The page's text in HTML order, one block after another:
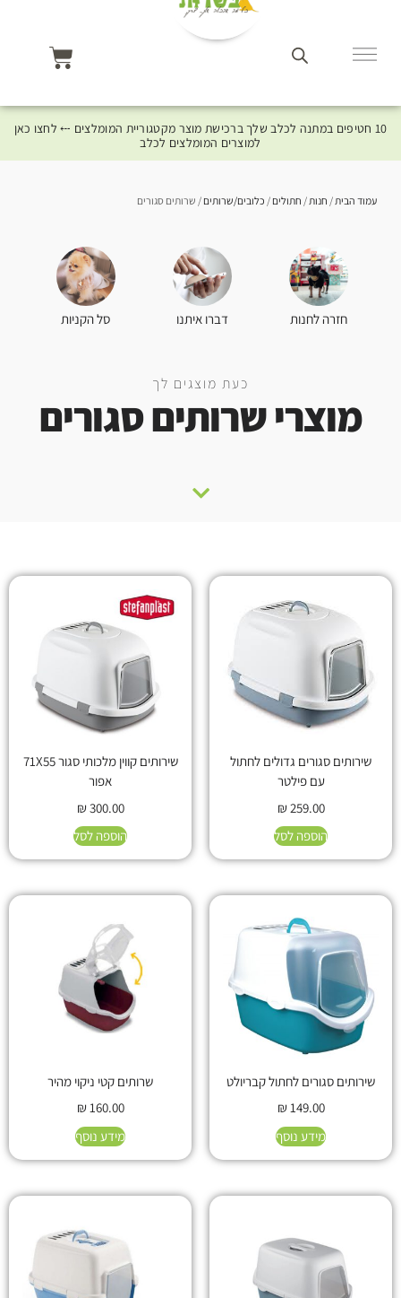
10 חטיפים במתנה לכלב שלך ברכישת מוצר מקטגוריית המומלצים ⤎ לחצו כאן
למוצרים המומלצים לכלב
עמוד הבית / חנות / חתולים / כלובים/שרותים / שרותים סגורים
חזרה לחנות דברו איתנו סל הקניות
כעת מוצגים לך
מוצרי שרותים סגורים
שירותים סגורים גדולים לחתול
עם פילטר
₪259.00
הוספה לסל
שירותים קווין מלכותי סגור 71X55
אפור
₪300.00
הוספה לסל
שירותים סגורים לחתול קבריולט
₪149.00
מידע נוסף
שרותים קטי ניקוי מהיר
₪160.00
מידע נוסף